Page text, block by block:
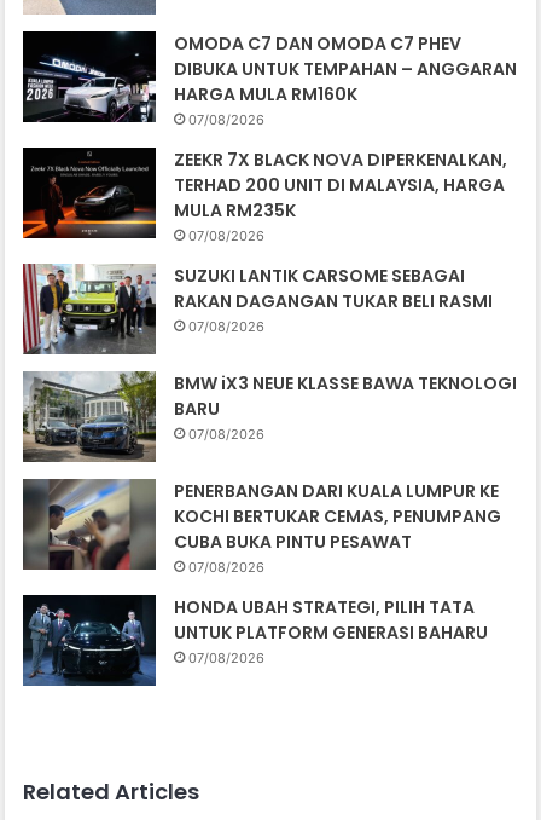
OMODA C7 DAN OMODA C7 PHEV
DIBUKA UNTUK TEMPAHAN – ANGGARAN
HARGA MULA RM160K
07/08/2026
ZEEKR 7X BLACK NOVA DIPERKENALKAN,
TERHAD 200 UNIT DI MALAYSIA, HARGA
MULA RM235K
07/08/2026
SUZUKI LANTIK CARSOME SEBAGAI
RAKAN DAGANGAN TUKAR BELI RASMI
07/08/2026
BMW iX3 NEUE KLASSE BAWA TEKNOLOGI
BARU
07/08/2026
PENERBANGAN DARI KUALA LUMPUR KE
KOCHI BERTUKAR CEMAS, PENUMPANG
CUBA BUKA PINTU PESAWAT
07/08/2026
HONDA UBAH STRATEGI, PILIH TATA
UNTUK PLATFORM GENERASI BAHARU
07/08/2026
Related Articles